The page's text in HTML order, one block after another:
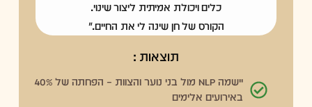
כלים ויכולת אמיתית ליצור שינוי.
הקורס של חן שינה לי את החיים."
תוצאות :
יישמה NLP מול בני נוער והצוות – הפחתה של 40%
באירועים אלימים